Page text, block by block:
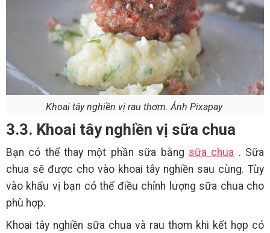
Khoai tây nghiền vị rau thơm. Ảnh Pixapay
3.3. Khoai tây nghiền vị sữa chua
Bạn có thể thay một phần sữa bằng sữa chua . Sữa
chua sẽ được cho vào khoai tây nghiền sau cùng. Tùy
vào khẩu vị bạn có thể điều chỉnh lượng sữa chua cho
phù hợp.
Khoai tây nghiền sữa chua và rau thơm khi kết hợp có